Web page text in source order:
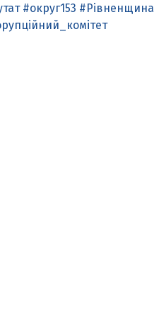
#округ153 #Рівненщина